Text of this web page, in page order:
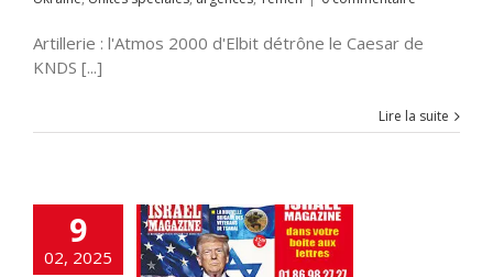
Artillerie : l'Atmos 2000 d'Elbit détrône le Caesar de
KNDS [...]
Lire la suite
9
02, 2025
LA UNE Accords
Accords
cybersécurité
flashinfos
guerre
Hamas